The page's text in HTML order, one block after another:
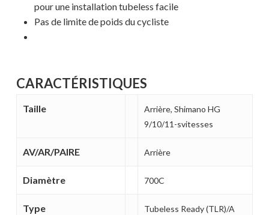
pour une installation tubeless facile
Pas de limite de poids du cycliste
CARACTÉRISTIQUES
Taille
Arrière, Shimano HG
9/10/11-svitesses
AV/AR/PAIRE Arrière
Diamètre 700C
Type
Tubeless Ready (TLR)/A